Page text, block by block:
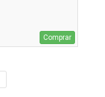
Comprar